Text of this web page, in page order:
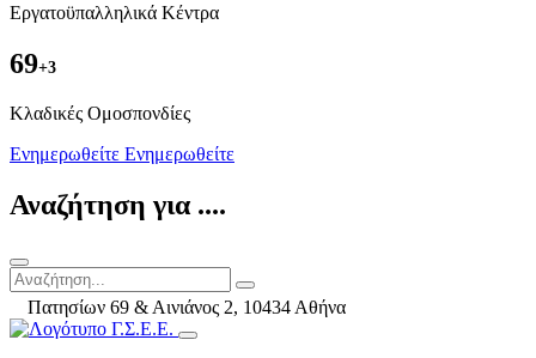
Εργατοϋπαλληλικά Κέντρα
69+3
Kλαδικές Ομοσπονδίες
Ενημερωθείτε Ενημερωθείτε
Αναζήτηση για ....
Πατησίων 69 & Αινιάνος 2, 10434 Αθήνα